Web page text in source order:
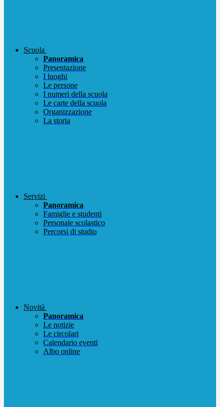
Scuola
Panoramica
Presentazione
I luoghi
Le persone
I numeri della scuola
Le carte della scuola
Organizzazione
La storia
Servizi
Panoramica
Famiglie e studenti
Personale scolastico
Percorsi di studio
Novità
Panoramica
Le notizie
Le circolari
Calendario eventi
Albo online